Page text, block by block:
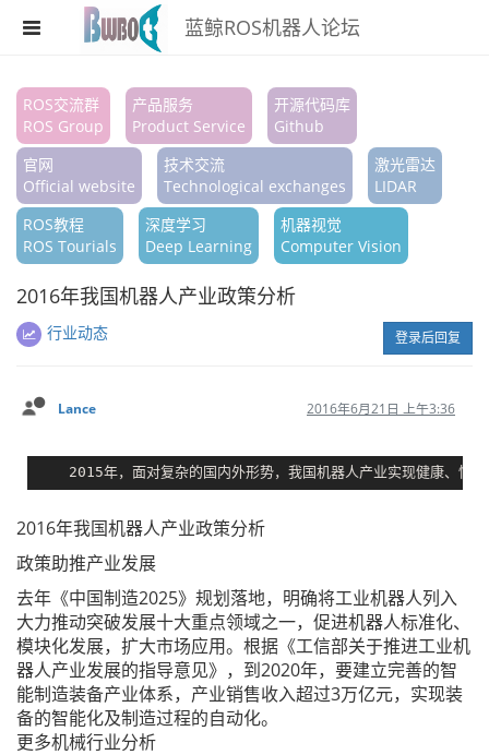
蓝鲸ROS机器人论坛
注册
登录
搜索
版块
ROS交流群
ROS Group
产品服务
Product Service
开源代码库
Github
官网
Official website
技术交流
Technological exchanges
激光雷达
LIDAR
ROS教程
ROS Tourials
深度学习
Deep Learning
机器视觉
Computer Vision
2016年我国机器人产业政策分析
行业动态 登录后回复
Lance 2016年6月21日 上午3:36
2016年我国机器人产业政策分析
政策助推产业发展
去年《中国制造2025》规划落地，明确将工业机器人列入
大力推动突破发展十大重点领域之一，促进机器人标准化、
模块化发展，扩大市场应用。根据《工信部关于推进工业机
器人产业发展的指导意见》，到2020年，要建立完善的智
能制造装备产业体系，产业销售收入超过3万亿元，实现装
备的智能化及制造过程的自动化。
更多机械行业分析